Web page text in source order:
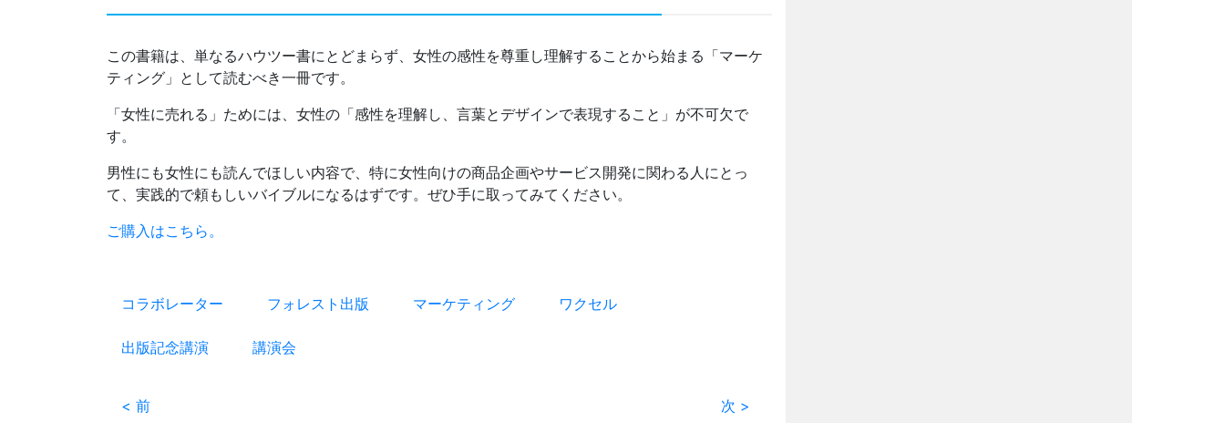
この書籍は、単なるハウツー書にとどまらず、女性の感性を尊重し理解することから始まる「マーケ
ティング」として読むべき一冊です。
「女性に売れる」ためには、女性の「感性を理解し、言葉とデザインで表現すること」が不可欠で
す。
男性にも女性にも読んでほしい内容で、特に女性向けの商品企画やサービス開発に関わる人にとっ
て、実践的で頼もしいバイブルになるはずです。ぜひ手に取ってみてください。
ご購入はこちら。
コラボレーター フォレスト出版 マーケティング ワクセル
出版記念講演 講演会
< 前 次 >